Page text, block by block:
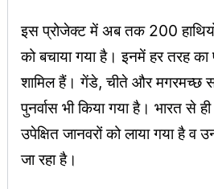
इस प्रोजेक्ट में अब तक 200
को बचाया गया है। इनमें हर तरह
शामिल हैं। गेंडे, चीते और मगरमच्छ
पुनर्वास भी किया गया है। भारत से
उपेक्षित जानवरों को लाया गया है व
जा रहा है।